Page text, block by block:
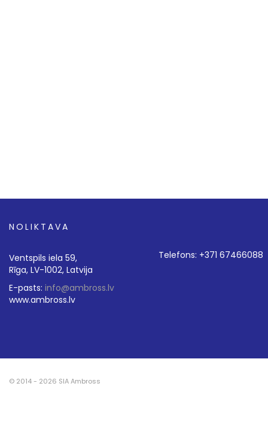
NOLIKTAVA
Ventspils iela 59,
Rīga, LV-1002, Latvija
E-pasts: info@ambross.lv
www.ambross.lv
Telefons: +371 67466088
© 2014 - 2026 SIA Ambross